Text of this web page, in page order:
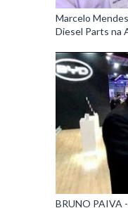
Marcelo
Diesel Parts na
BRUNO PAIVA